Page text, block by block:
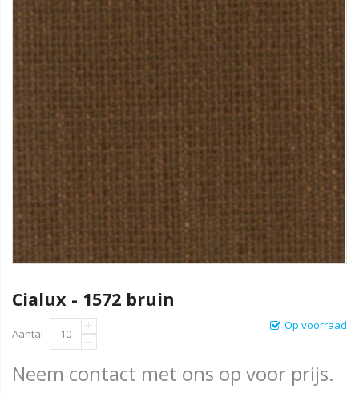
Cialux - 1572 bruin
Op voorraad
Aantal
Neem contact met ons op voor prijs.